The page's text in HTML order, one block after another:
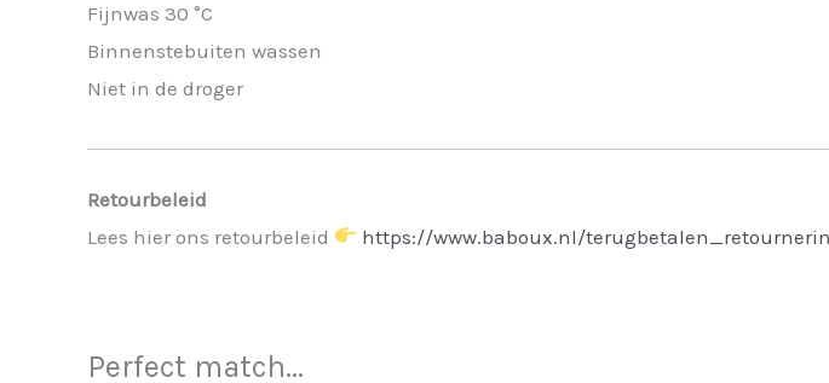
Fijnwas 30 °C
Binnenstebuiten wassen
Niet in de droger
Retourbeleid
Lees hier ons retourbeleid
https://www.baboux.nl/
Perfect match...